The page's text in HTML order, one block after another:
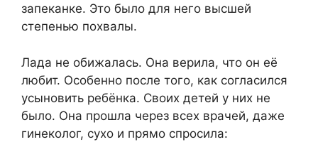
запеканке. Это было для него высшей
степенью похвалы.
Лада не обижалась. Она верила, что он её
любит. Особенно после того, как согласился
усыновить ребёнка. Своих детей у них не
было. Она прошла через всех врачей, даже
гинеколог, сухо и прямо спросила: